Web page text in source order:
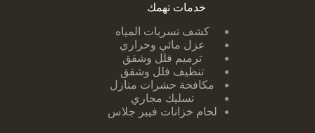
خدمات تهمك
كشف تسربات ا لمياه
عزل مائي وحراري
ترميم فلل وشقق
تنظيف فلل وشقق
مكافحة حشرات منازل
تسليك مجاري
لحام خزانات فيبر جلاس